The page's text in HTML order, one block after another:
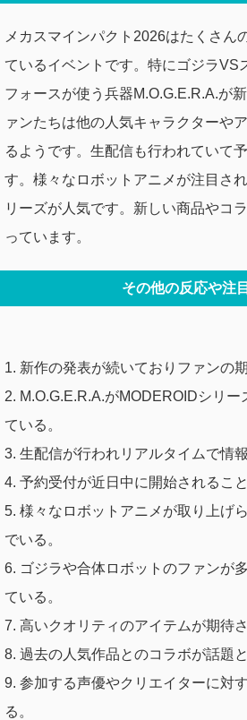
メカスマインパクト2026はたくさん
ているイベントです。特にゴジラVS
フォースが使う兵器M.O.G.E.R.A.が
ァンたちは他の人気キャラクターや
るようです。生配信も行われていて
す。様々なロボットアニメが注目さ
リーズが人気です。新しい商品やコ
っています。
その他の反応や注
1. 新作の発表が続いておりファンの
2. M.O.G.E.R.A.がMODEROIDシリ
ている。
3. 生配信が行われリアルタイムで情
4. 予約受付が近日中に開始されるこ
5. 様々なロボットアニメが取り上げ
でいる。
6. ゴジラや合体ロボットのファンが
ている。
7. 高いクオリティのアイテムが期待さ
8. 過去の人気作品とのコラボが話題
9. 参加する声優やクリエイターに対
る。